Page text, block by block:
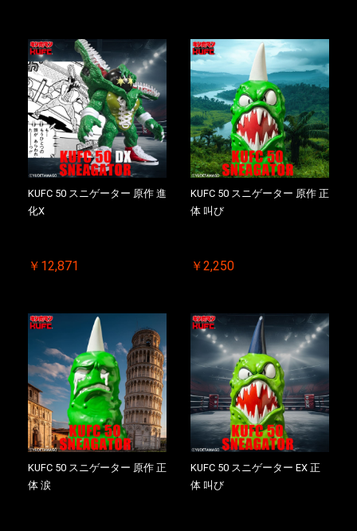
KUFC 50 スニゲーター 原作 進
化X
￥12,871
KUFC 50 スニゲーター 原作 正
体 叫び
￥2,250
KUFC 50 スニゲーター 原作 正
体 涙
KUFC 50 スニゲーター EX 正
体 叫び